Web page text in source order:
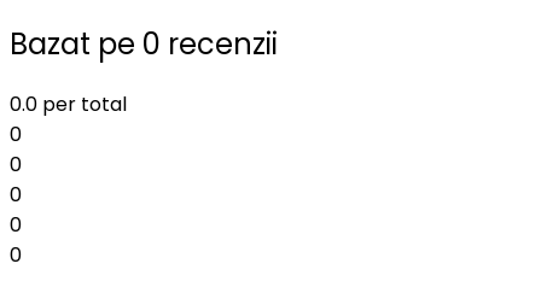
Bazat pe 0 recenzii
0.0 per total
0
0
0
0
0